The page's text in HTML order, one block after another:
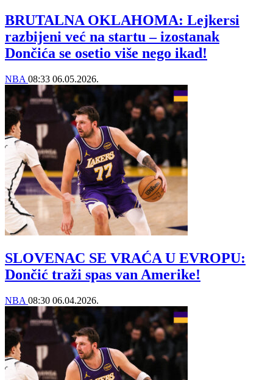
BRUTALNA OKLAHOMA: Lejkersi
razbijeni već na startu – izostanak
Dončića se osetio više nego ikad!
NBA 08:33 06.05.2026.
SLOVENAC SE VRAĆA U EVROPU:
Dončić traži spas van Amerike!
NBA 08:30 06.04.2026.